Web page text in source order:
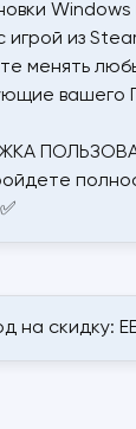
Windows
игрой из
менять
вашего
на скидку: